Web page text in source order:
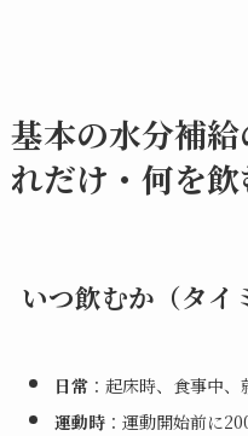
基本の水分補
れだけ・何を飲
いつ飲むか（タイ
日常：起床時、食事中、
運動時：運動開始前に